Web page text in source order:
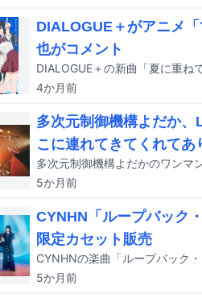
DIALOGUE＋がアニメ
也がコメント
4か月前
多次元制御機構よだか、
こに連れてきてくれてあ
5か月前
CYNHN「ループバック
限定カセット販売
5か月前